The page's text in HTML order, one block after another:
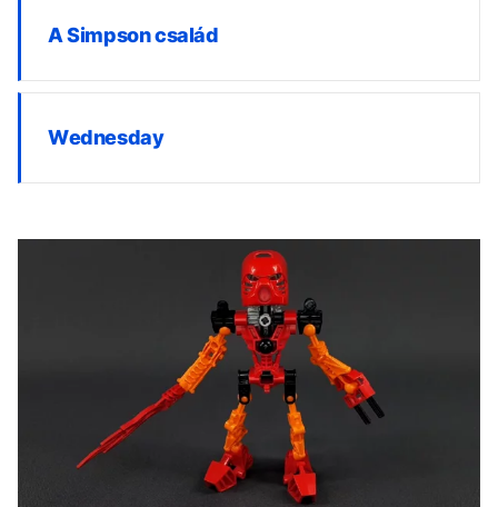
A Simpson család
Wednesday